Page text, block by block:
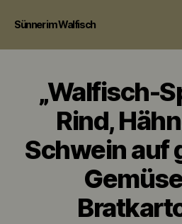
Sünner im Walfisch
„Walfisch-
Rind,
Schwein auf